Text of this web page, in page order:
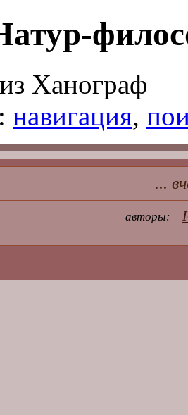
Ханограф
навигация,
...
авторы: